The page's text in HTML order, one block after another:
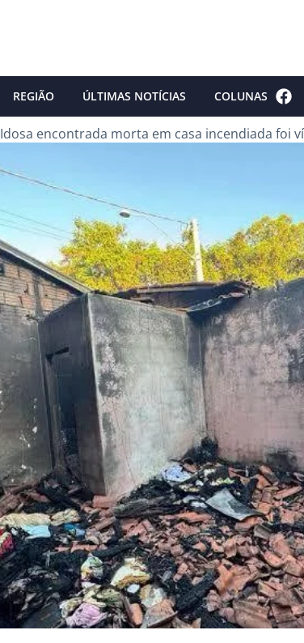
REGIÃO ÚLTIMAS NOTÍCIAS COLUNAS
Idosa encontrada morta em casa incendiada foi